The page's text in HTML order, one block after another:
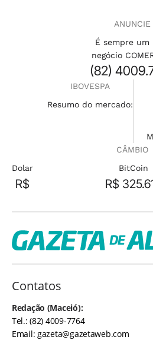
ANUNCIE
É sempre um
negócio
(82)
IBOVESPA
Resumo do mercado:
CÂMBIO
Dolar
R$
BitCoin
R$
Contatos
Redação (Maceió):
Tel.: (82) 4009-7764
Email:gazeta@gazetaweb.com